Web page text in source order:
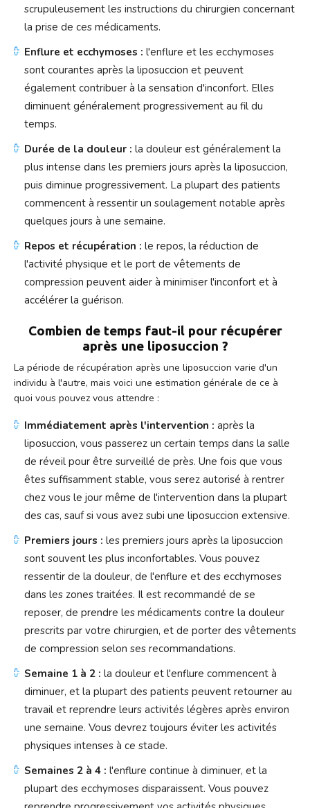
scrupuleusement les instructions du chirurgien concernant
la prise de ces médicaments.
Enflure et ecchymoses : l'enflure et les ecchymoses
sont courantes après la liposuccion et peuvent
également contribuer à la sensation d'inconfort. Elles
diminuent généralement progressivement au fil du
temps.
Durée de la douleur : la douleur est généralement la
plus intense dans les premiers jours après la liposuccion,
puis diminue progressivement. La plupart des patients
commencent à ressentir un soulagement notable après
quelques jours à une semaine.
Repos et récupération : le repos, la réduction de
l'activité physique et le port de vêtements de
compression peuvent aider à minimiser l'inconfort et à
accélérer la guérison.
Combien de temps faut-il pour récupérer
après une liposuccion ?
La période de récupération après une liposuccion varie d'un
individu à l'autre, mais voici une estimation générale de ce à
quoi vous pouvez vous attendre :
Immédiatement après l'intervention : après la
liposuccion, vous passerez un certain temps dans la salle
de réveil pour être surveillé de près. Une fois que vous
êtes suffisamment stable, vous serez autorisé à rentrer
chez vous le jour même de l'intervention dans la plupart
des cas, sauf si vous avez subi une liposuccion extensive.
Premiers jours : les premiers jours après la liposuccion
sont souvent les plus inconfortables. Vous pouvez
ressentir de la douleur, de l'enflure et des ecchymoses
dans les zones traitées. Il est recommandé de se
reposer, de prendre les médicaments contre la douleur
prescrits par votre chirurgien, et de porter des vêtements
de compression selon ses recommandations.
Semaine 1 à 2 : la douleur et l'enflure commencent à
diminuer, et la plupart des patients peuvent retourner au
travail et reprendre leurs activités légères après environ
une semaine. Vous devrez toujours éviter les activités
physiques intenses à ce stade.
Semaines 2 à 4 : l'enflure continue à diminuer, et la
plupart des ecchymoses disparaissent. Vous pouvez